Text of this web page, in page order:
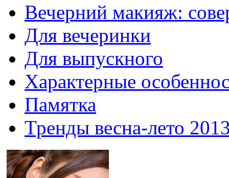
Вечерний макияж:
Для вечеринки
Для выпускного
Характерные
Памятка
Тренды весна-лето